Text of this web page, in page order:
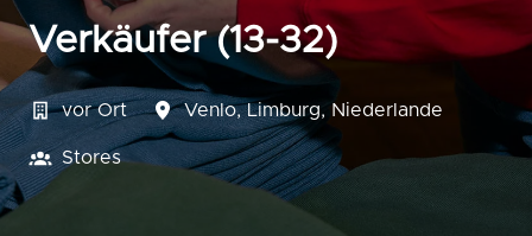
Verkäufer (13-32)
vor Ort Venlo, Limburg, Niederlande
Stores